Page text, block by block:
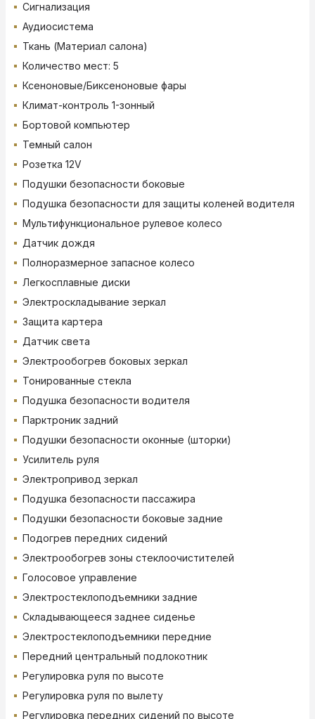
Сигнализация
Аудиосистема
Ткань (Материал салона)
Количество мест: 5
Ксеноновые/Биксеноновые фары
Климат-контроль 1-зонный
Бортовой компьютер
Темный салон
Розетка 12V
Подушки безопасности боковые
Подушка безопасности для защиты коленей водителя
Мультифункциональное рулевое колесо
Датчик дождя
Полноразмерное запасное колесо
Легкосплавные диски
Электроскладывание зеркал
Защита картера
Датчик света
Электрообогрев боковых зеркал
Тонированные стекла
Подушка безопасности водителя
Парктроник задний
Подушки безопасности оконные (шторки)
Усилитель руля
Электропривод зеркал
Подушка безопасности пассажира
Подушки безопасности боковые задние
Подогрев передних сидений
Электрообогрев зоны стеклоочистителей
Голосовое управление
Электростеклоподъемники задние
Складывающееся заднее сиденье
Электростеклоподъемники передние
Передний центральный подлокотник
Регулировка руля по высоте
Регулировка руля по вылету
Регулировка передних сидений по высоте